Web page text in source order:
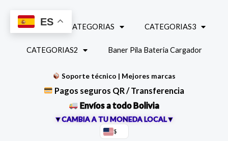
contenido
INICIO CATEGORIAS CATEGORIAS3
CATEGORIAS2 Baner Pila Bateria Cargador
Soporte técnico | Mejores marcas
Pagos seguros QR / Transferencia
Envíos a todo Bolivia
▼CAMBIA A TU MONEDA LOCAL▼
$
ES